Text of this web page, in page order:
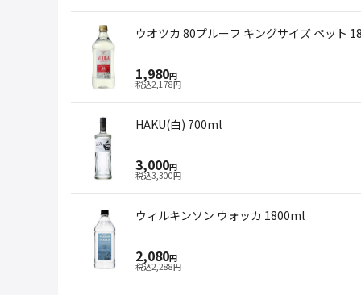
ウオツカ 80プルーフ キングサイズ ペット
1,980円
税込2,178円
HAKU(白) 700ml
3,000円
税込3,300円
ウィルキンソン ウォッカ 1800ml
2,080円
税込2,288円